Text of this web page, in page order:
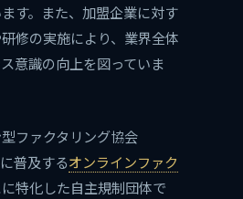
す。また、加盟企業に対す
修の実施により、業界全体
意識の向上を図っていま
ファクタリング協会
普及するオンラインファク
特化した自主規制団体で